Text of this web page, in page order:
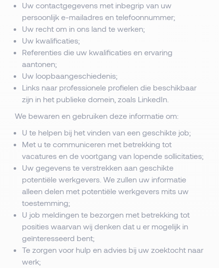
Uw contactgegevens met inbegrip van uw
persoonlijk e-mailadres en telefoonnummer;
Uw recht om in ons land te werken;
Uw kwalificaties;
Referenties die uw kwalificaties en ervaring
aantonen;
Uw loopbaangeschiedenis;
Links naar professionele profielen die beschikbaar
zijn in het publieke domein, zoals LinkedIn.
We bewaren en gebruiken deze informatie om:
U te helpen bij het vinden van een geschikte job;
Met u te communiceren met betrekking tot
vacatures en de voortgang van lopende sollicitaties;
Uw gegevens te verstrekken aan geschikte
potentiële werkgevers. We zullen uw informatie
alleen delen met potentiële werkgevers mits uw
toestemming;
U job meldingen te bezorgen met betrekking tot
posities waarvan wij denken dat u er mogelijk in
geïnteresseerd bent;
Te zorgen voor hulp en advies bij uw zoektocht naar
werk;